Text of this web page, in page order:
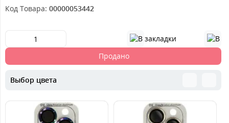
Код Товара: 00000053442
Продано
Выбор цвета